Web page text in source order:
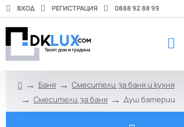
ВХОД РЕГИСТРАЦИЯ 0888 92 88 99
Баня
Смесители за баня и кухня
Смесители за баня
Душ батерии